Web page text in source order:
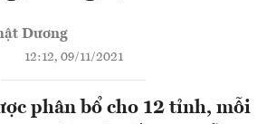
Dương
12:12, 09/11/2021
phân bổ cho 12 tỉnh, mỗi